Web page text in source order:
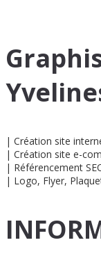
| Création site
| Création site e-
| Référencement
| Logo, Flyer,